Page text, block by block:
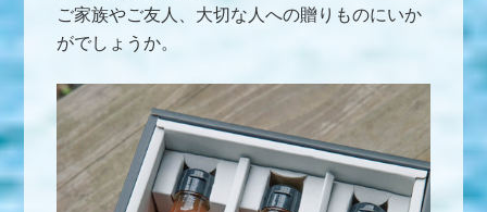
ご家族やご友人、大切な人への贈りものにいか
がでしょうか。